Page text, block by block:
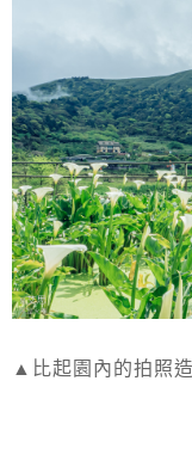
▲比起園內的拍照